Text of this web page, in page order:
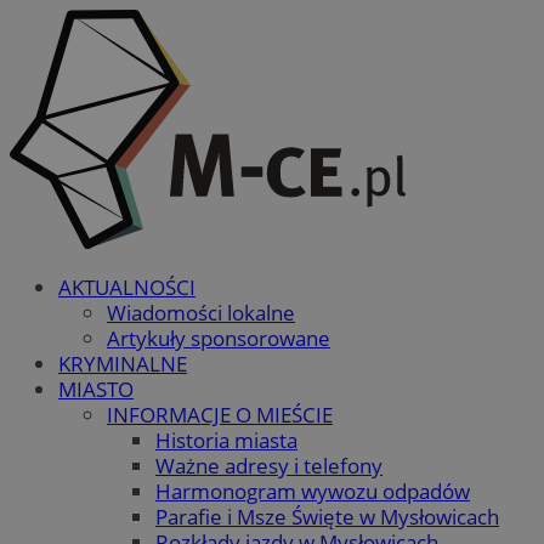
AKTUALNOŚCI
Wiadomości lokalne
Artykuły sponsorowane
KRYMINALNE
MIASTO
INFORMACJE O MIEŚCIE
Historia miasta
Ważne adresy i telefony
Harmonogram wywozu odpadów
Parafie i Msze Święte w Mysłowicach